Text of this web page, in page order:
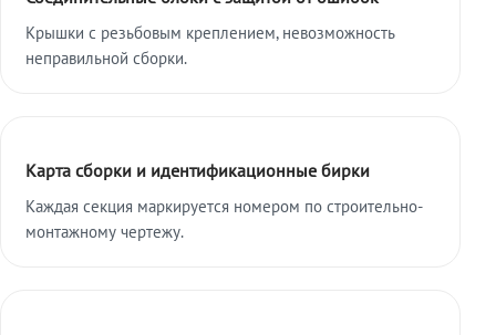
Крышки с резьбовым креплением, невозможность
неправильной сборки.
Карта сборки и идентификационные бирки
Каждая секция маркируется номером по строительно-
монтажному чертежу.